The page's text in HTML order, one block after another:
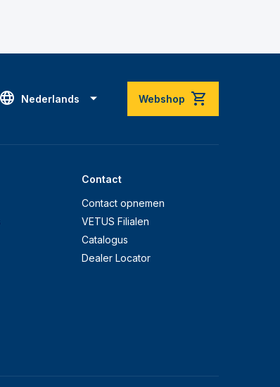
Nederlands Webshop
Contact
Contact opnemen
VETUS Filialen
Catalogus
Dealer Locator